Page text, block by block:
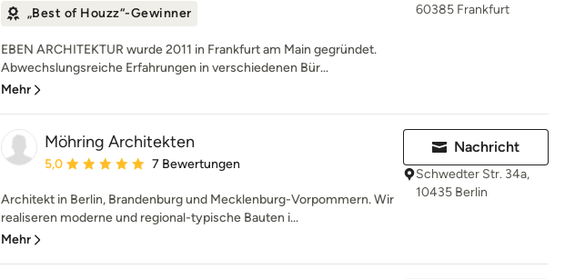
„Best of Houzz“-Gewinner
EBEN ARCHITEKTUR wurde 2011 in Frankfurt am Main gegründet.
Abwechslungsreiche Erfahrungen in verschiedenen Bür...
Mehr
60385 Frankfurt
Möhring Architekten
Durchschnittliche Bewertung: 5 von 5 Sternen
5,0 7 Bewertungen
Architekt in Berlin, Brandenburg und Mecklenburg-Vorpommern. Wir
realiseren moderne und regional-typische Bauten i...
Mehr
Nachricht
Schwedter Str. 34a,
10435 Berlin